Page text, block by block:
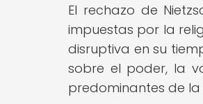
El rechazo de
impuestas por la
disruptiva en su
sobre el poder, la
predominantes de